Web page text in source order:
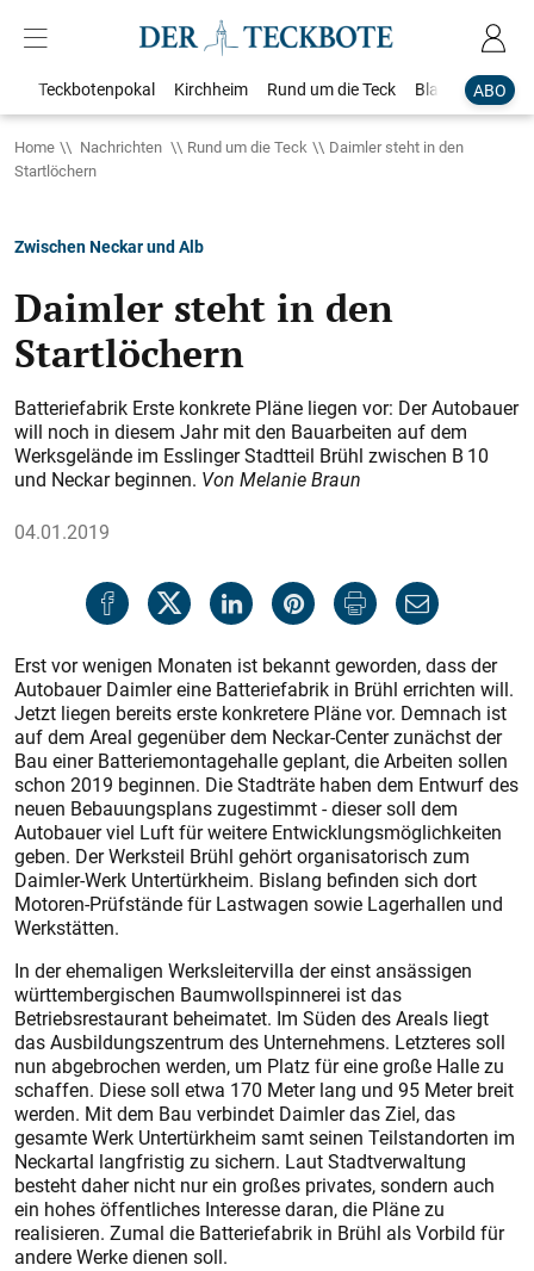
ABO
Teckbotenpokal Kirchheim Rund um die Teck Blaulicht
Home Nachrichten Rund um die Teck
Daimler steht in den
Startlöchern
Zwischen Neckar und Alb
Daimler steht in den
Startlöchern
Batteriefabrik Erste konkrete Pläne liegen vor: Der Autobauer
will noch in diesem Jahr mit den Bauarbeiten auf dem
Werksgelände im Esslinger Stadtteil Brühl zwischen B 10
und Neckar beginnen. Von Melanie Braun
04.01.2019
Erst vor wenigen Monaten ist bekannt geworden, dass der
Autobauer Daimler eine Batteriefabrik in Brühl errichten will.
Jetzt liegen bereits erste konkretere Pläne vor. Demnach ist
auf dem Areal gegenüber dem Neckar-Center zunächst der
Bau einer Batteriemontagehalle geplant, die Arbeiten sollen
schon 2019 beginnen. Die Stadträte haben dem Entwurf des
neuen Bebauungsplans zugestimmt - dieser soll dem
Autobauer viel Luft für weitere Entwicklungsmöglichkeiten
geben. Der Werksteil Brühl gehört organisatorisch zum
Daimler-Werk Untertürkheim. Bislang befinden sich dort
Motoren-Prüfstände für Lastwagen sowie Lagerhallen und
Werkstätten.
In der ehemaligen Werksleitervilla der einst ansässigen
württembergischen Baumwollspinnerei ist das
Betriebsrestaurant beheimatet. Im Süden des Areals liegt
das Ausbildungszentrum des Unternehmens. Letzteres soll
nun abgebrochen werden, um Platz für eine große Halle zu
schaffen. Diese soll etwa 170 Meter lang und 95 Meter breit
werden. Mit dem Bau verbindet Daimler das Ziel, das
gesamte Werk Untertürkheim samt seinen Teilstandorten im
Neckartal langfristig zu sichern. Laut Stadtverwaltung
besteht daher nicht nur ein großes privates, sondern auch
ein hohes öffentliches Interesse daran, die Pläne zu
realisieren. Zumal die Batteriefabrik in Brühl als Vorbild für
andere Werke dienen soll.